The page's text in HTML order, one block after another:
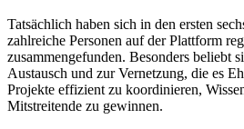
Tatsächlich haben sich in den ersten
zahlreiche Personen auf der Plattform
zusammengefunden. Besonders beliebt
Austausch und zur Vernetzung, die es
Projekte effizient zu koordinieren,
Mitstreitende zu gewinnen.